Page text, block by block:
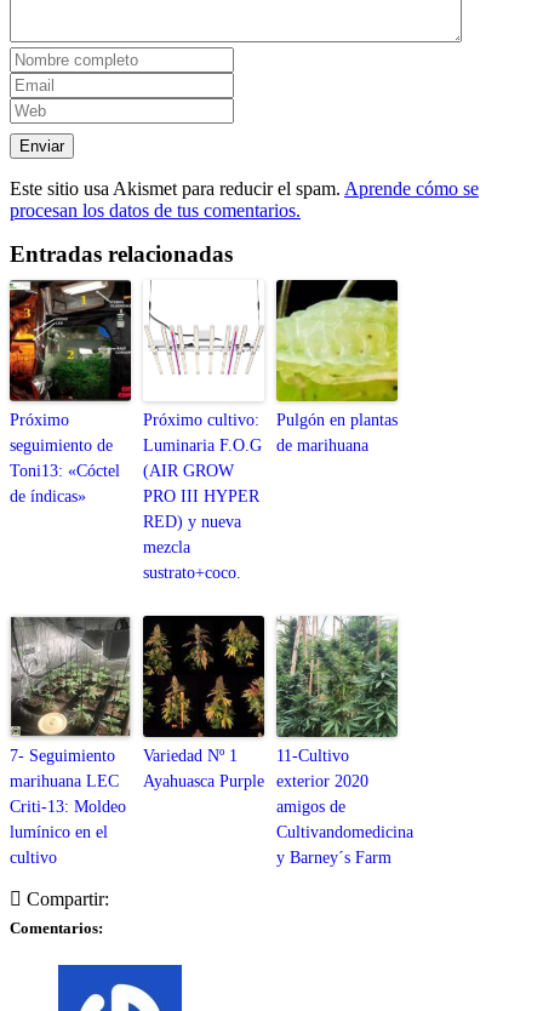
Este sitio usa Akismet para reducir el spam. Aprende cómo se
procesan los datos de tus comentarios.
Entradas relacionadas
Próximo
seguimiento de
Toni13: «Cóctel
de índicas»
Próximo cultivo:
Luminaria F.O.G
(AIR GROW
PRO III HYPER
RED) y nueva
mezcla
sustrato+coco.
Pulgón en plantas
de marihuana
7- Seguimiento
marihuana LEC
Criti-13: Moldeo
lumínico en el
cultivo
Variedad Nº 1
Ayahuasca Purple
11-Cultivo
exterior 2020
amigos de
Cultivandomedicina
y Barney´s Farm
Compartir:
Comentarios: